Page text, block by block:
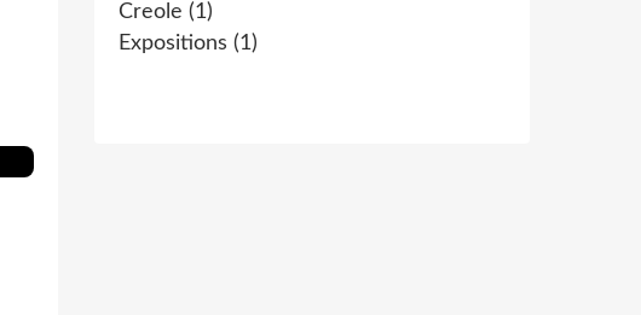
Creole (1)
Expositions (1)